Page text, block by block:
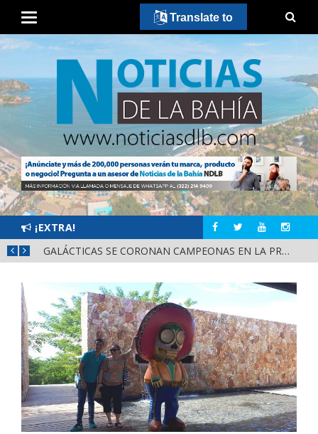
¡EXTRA!
GALÁCTICAS SE CORONAN CAMPEONAS EN LA PRIMERA EDICIÓN DE CASCARITA BAHÍA FEMENIL
Translate to